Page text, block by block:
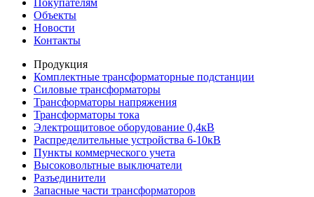
Объекты
Новости
Контакты
Продукция
Комплектные трансформаторные подстанции
Силовые трансформаторы
Трансформаторы напряжения
Трансформаторы тока
Электрощитовое оборудование 0,4кВ
Распределительные устройства 6-10кВ
Пункты коммерческого учета
Высоковольтные выключатели
Разъединители
Запасные части трансформаторов